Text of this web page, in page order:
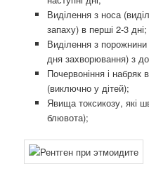
Виділення з носа
запаху) в перші 2-3 дні;
Виділення з
дня захворювання) з
Почервоніння і набряк
(виключно у дітей);
Явища токсикозу, які
блювота);